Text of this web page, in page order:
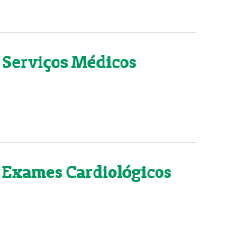
Médicos
Cardiológicos